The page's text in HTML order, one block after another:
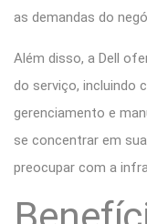
as demandas do
Além disso, a Dell
do serviço, incluindo
gerenciamento e
se concentrar em
preocupar com a